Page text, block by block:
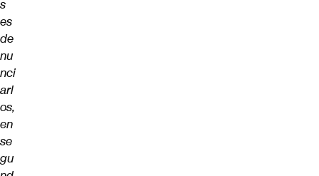
s
es
de
nu
nci
arl
os,
en
se
gu